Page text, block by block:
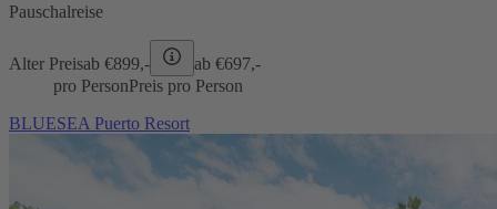
Pauschalreise
Alter Preisab €899,- ab €697,-
pro PersonPreis pro Person
BLUESEA Puerto Resort